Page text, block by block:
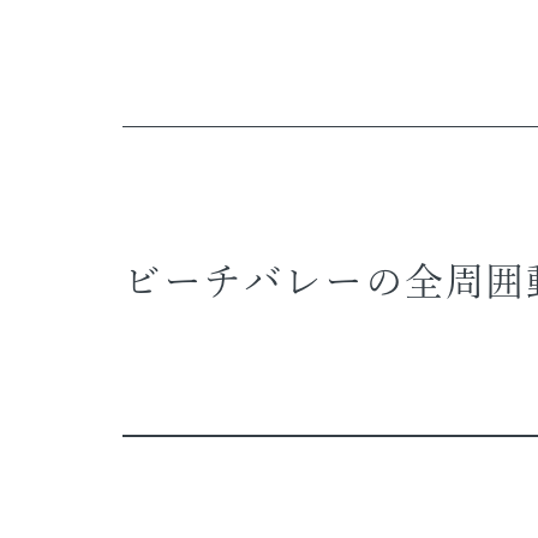
ビーチバレーの全周囲